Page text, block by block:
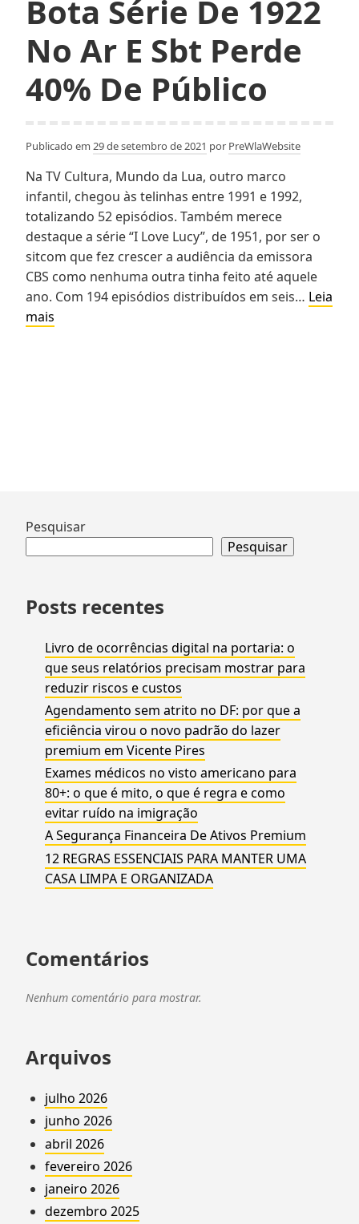
Ar
Sbt
40%
Bota Série De 1922
No Ar E Sbt Perde
40% De Público
Publicado em 29 de setembro de 2021 por PreWlaWebsite
Na TV Cultura, Mundo da Lua, outro marco
infantil, chegou às telinhas entre 1991 e 1992,
totalizando 52 episódios. Também merece
destaque a série “I Love Lucy”, de 1951, por ser o
sitcom que fez crescer a audiência da emissora
CBS como nenhuma outra tinha feito até aquele
ano. Com 194 episódios distribuídos em seis… Leia
mais
Perde
40%
Ir
Pesquisar
Pesquisar
Posts recentes
Livro de ocorrências digital na portaria: o
que seus relatórios precisam mostrar para
reduzir riscos e custos
Agendamento sem atrito no DF: por que a
eficiência virou o novo padrão do lazer
premium em Vicente Pires
Exames médicos no visto americano para
80+: o que é mito, o que é regra e como
evitar ruído na imigração
A Segurança Financeira De Ativos Premium
12 REGRAS ESSENCIAIS PARA MANTER UMA
CASA LIMPA E ORGANIZADA
Comentários
Nenhum comentário para mostrar.
Arquivos
julho 2026
junho 2026
abril 2026
fevereiro 2026
janeiro 2026
dezembro 2025